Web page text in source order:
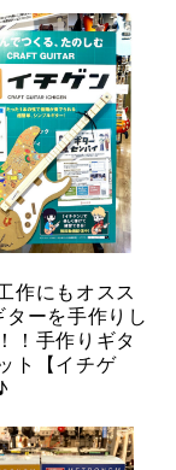
作にもオスス
ターを手作りし
！手作りギタ
ト【イチゲ